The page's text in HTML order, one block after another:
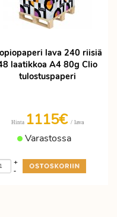
lava 240 riisiä
laatikkoa A4 80g Clio
tulostuspaperi
Hinta 1115€ / lava
Varastossa
-
+